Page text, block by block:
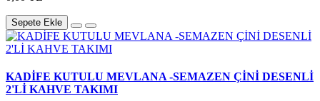
Sepete Ekle
KADİFE KUTULU MEVLANA -SEMAZEN ÇİNİ DESENLİ
2'Lİ KAHVE TAKIMI